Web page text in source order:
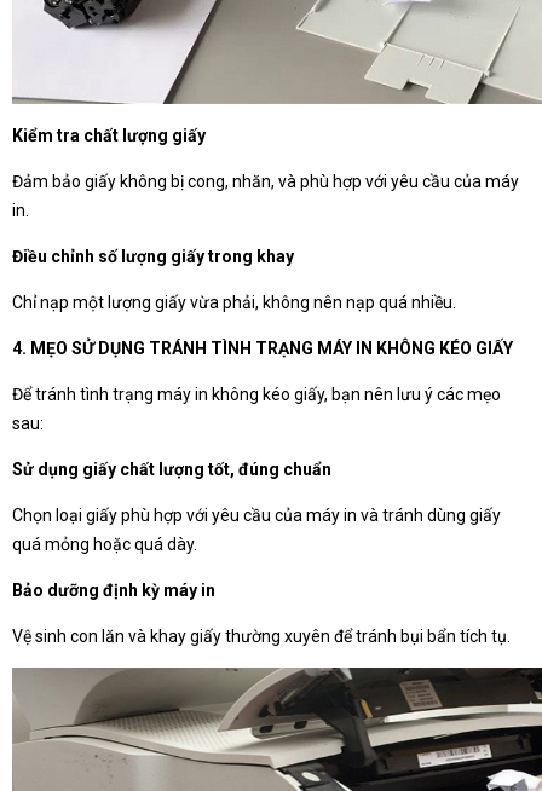
Kiểm tra chất lượng giấy
Đảm bảo giấy không bị cong, nhăn, và phù hợp với yêu cầu của máy
in.
Điều chỉnh số lượng giấy trong khay
Chỉ nạp một lượng giấy vừa phải, không nên nạp quá nhiều.
4. MẸO SỬ DỤNG TRÁNH TÌNH TRẠNG MÁY IN KHÔNG KÉO GIẤY
Để tránh tình trạng máy in không kéo giấy, bạn nên lưu ý các mẹo
sau:
Sử dụng giấy chất lượng tốt, đúng chuẩn
Chọn loại giấy phù hợp với yêu cầu của máy in và tránh dùng giấy
quá mỏng hoặc quá dày.
Bảo dưỡng định kỳ máy in
Vệ sinh con lăn và khay giấy thường xuyên để tránh bụi bẩn tích tụ.